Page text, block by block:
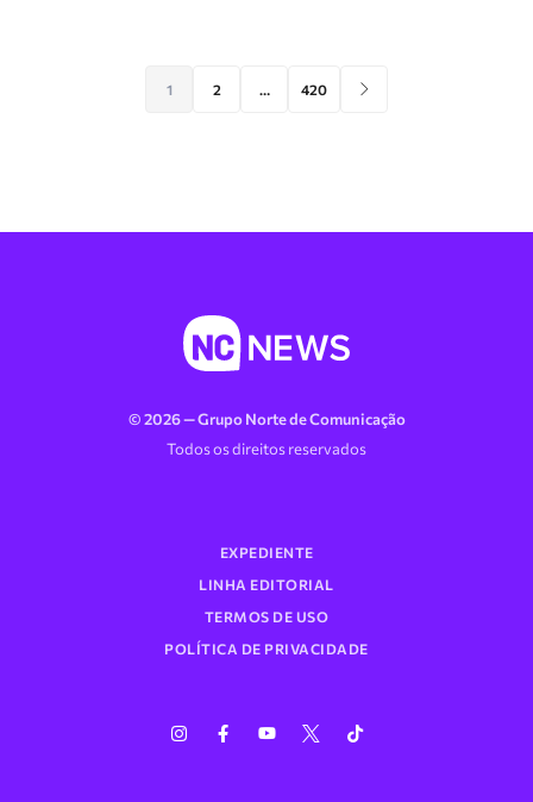
1 2 420
© 2026 — Grupo Norte de Comunicação
Todos os direitos reservados
EXPEDIENTE
LINHA EDITORIAL
TERMOS DE USO
POLÍTICA DE PRIVACIDADE